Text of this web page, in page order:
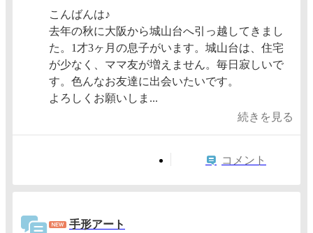
こんばんは♪
去年の秋に大阪から城山台へ引っ越してきまし
た。1才3ヶ月の息子がいます。城山台は、住宅
が少なく、ママ友が増えません。毎日寂しいで
す。色んなお友達に出会いたいです。
よろしくお願いしま...
続きを見る
コメント
手形アート